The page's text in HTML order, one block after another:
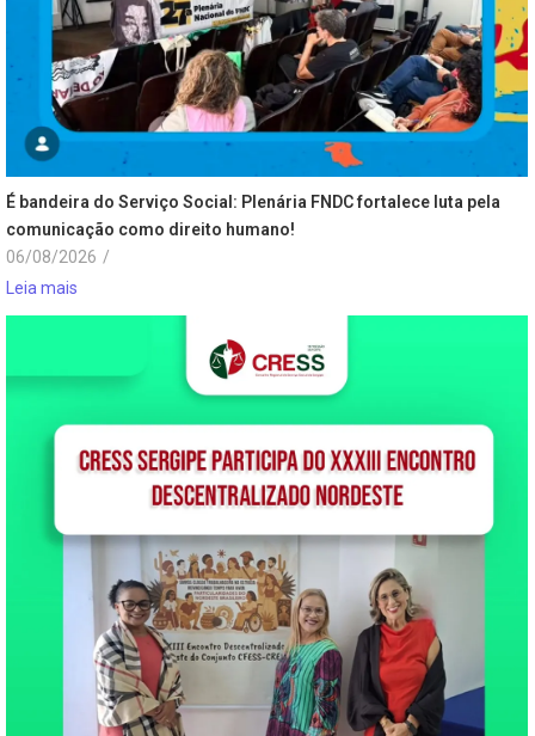
É bandeira do Serviço Social: Plenária FNDC fortalece luta pela
comunicação como direito humano!
06/08/2026 /
Leia mais